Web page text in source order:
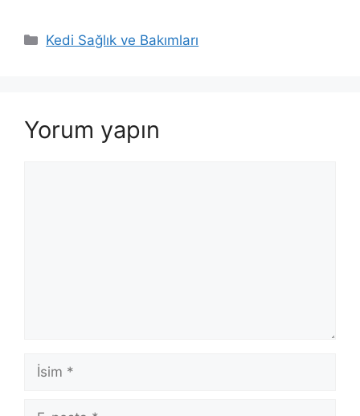
Kategoriler
Kedi Sağlık ve Bakımları
Yorum yapın
İsim